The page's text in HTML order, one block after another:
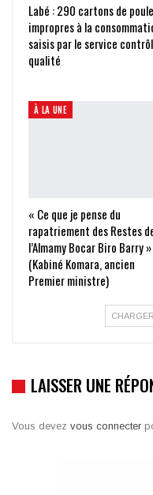
Labé : 290 cartons de
impropres à la
saisis par le service
qualité
À LA UNE
« Ce que je pense du
rapatriement des Restes
l’Almamy Bocar Biro Barry »
(Kabiné Komara, ancien
Premier ministre)
LAISSER UNE
Vous devez vous connecter